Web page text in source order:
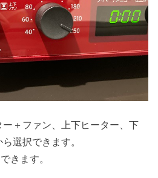
＋ファン、上下ヒーター、下
選択できます。
きます。